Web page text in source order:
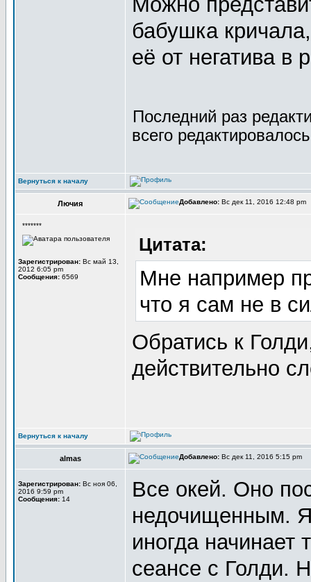
бабушка
её от негатива в
Последний раз
всего
Вернуться к началу
Лючия Добавлено: Вс дек 11, 2016 12:48 pm
*******
Зарегистрирован: Вс май 13,
2012 6:05 pm
Сообщения: 6569
Цитата:
Мне например
что я сам не в
Обратись к
действительно
Вернуться к началу
almas Добавлено: Вс дек 11, 2016 5:15 pm
Зарегистрирован: Вс ноя 06,
2016 9:59 pm
Сообщения: 14
Все окей. Оно
недочищенным.
иногда начинает
сеансе с Голди.